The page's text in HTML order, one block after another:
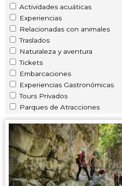
Actividades acuáticas
Experiencias
Relacionadas con animales
Traslados
Naturaleza y aventura
Tickets
Embarcaciones
Experiencias Gastronómicas
Tours Privados
Parques de Atracciones